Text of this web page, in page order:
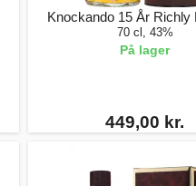
Knockando 15 År Richly
70 cl, 43%
På lager
449,00 kr.